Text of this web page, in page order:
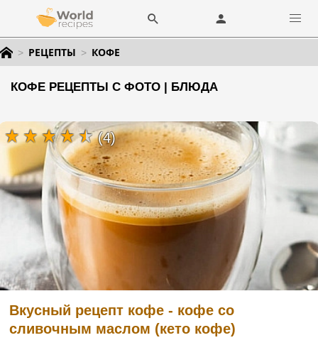
РЕЦЕПТЫ КОФЕ
КОФЕ РЕЦЕПТЫ С ФОТО | БЛЮДА
Вкусный рецепт кофе - кофе со
сливочным маслом (кето кофе)
(4)